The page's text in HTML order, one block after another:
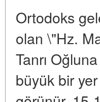
Ortodoks
olan \"Hz.
Tanrı
büyük bir